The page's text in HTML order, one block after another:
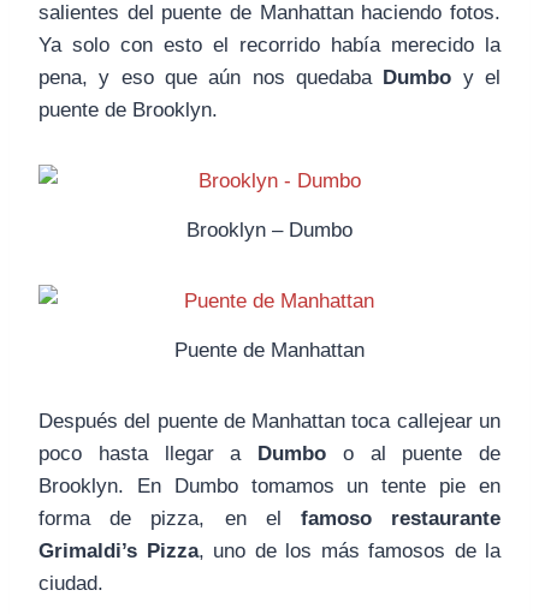
salientes del puente de Manhattan haciendo fotos.
Ya solo con esto el recorrido había merecido la
pena, y eso que aún nos quedaba Dumbo y el
puente de Brooklyn.
Brooklyn – Dumbo
Puente de Manhattan
Después del puente de Manhattan toca callejear un
poco hasta llegar a Dumbo o al puente de
Brooklyn. En Dumbo tomamos un tente pie en
forma de pizza, en el famoso restaurante
Grimaldi’s Pizza, uno de los más famosos de la
ciudad.